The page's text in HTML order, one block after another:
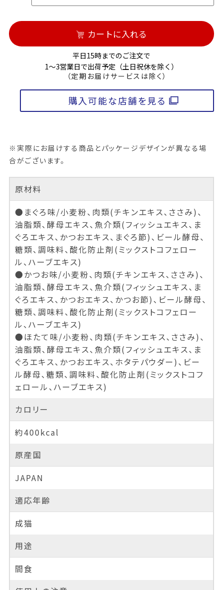
カートに入れる
平日15時までのご注文で
1～3営業日で出荷予定（土日祝休を除く）
（定期お届けサービスは除く）
購入可能な店舗を見る
※実際にお届けする商品とパッケージデザインが異なる場
合がございます。
原材料
●まぐろ味/小麦粉、肉類(チキンエキス、ささみ)、
油脂類、酵母エキス、魚介類(フィッシュエキス、ま
ぐろエキス、かつおエキス、まぐろ節)、ビール酵母、
糖類、調味料、酸化防止剤(ミックストコフェロー
ル、ハーブエキス)
●かつお味/小麦粉、肉類(チキンエキス、ささみ)、
油脂類、酵母エキス、魚介類(フィッシュエキス、ま
ぐろエキス、かつおエキス、かつお節)、ビール酵母、
糖類、調味料、酸化防止剤(ミックストコフェロー
ル、ハーブエキス)
●ほたて味/小麦粉、肉類(チキンエキス、ささみ)、
油脂類、酵母エキス、魚介類(フィッシュエキス、ま
ぐろエキス、かつおエキス、ホタテパウダー)、ビー
ル酵母、糖類、調味料、酸化防止剤(ミックストコフ
ェロール、ハーブエキス)
カロリー
約400kcal
原産国
JAPAN
適応年齢
成猫
用途
間食